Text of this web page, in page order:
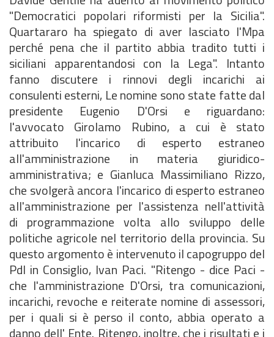
"Democratici popolari riformisti per la Sicilia".
Quartararo ha spiegato di aver lasciato l'Mpa
perché pena che il partito abbia tradito tutti i
siciliani apparentandosi con la Lega". Intanto
fanno discutere i rinnovi degli incarichi ai
consulenti esterni, Le nomine sono state fatte dal
presidente Eugenio D'Orsi e riguardano:
l'avvocato Girolamo Rubino, a cui è stato
attribuito l'incarico di esperto estraneo
all'amministrazione in materia giuridico-
amministrativa; e Gianluca Massimiliano Rizzo,
che svolgerà ancora l'incarico di esperto estraneo
all'amministrazione per l'assistenza nell'attività
di programmazione volta allo sviluppo delle
politiche agricole nel territorio della provincia. Su
questo argomento è intervenuto il capogruppo del
Pdl in Consiglio, Ivan Paci. "Ritengo - dice Paci -
che l'amministrazione D'Orsi, tra comunicazioni,
incarichi, revoche e reiterate nomine di assessori,
per i quali si è perso il conto, abbia operato a
danno dell' Ente. Ritengo, inoltre, che i risultati e i